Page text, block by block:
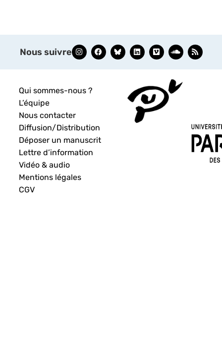
Nous suivre
Qui sommes-nous ?
L’équipe
Nous contacter
Diffusion/Distribution
Déposer un manuscrit
Lettre d’information
Vidéo & audio
Mentions légales
CGV